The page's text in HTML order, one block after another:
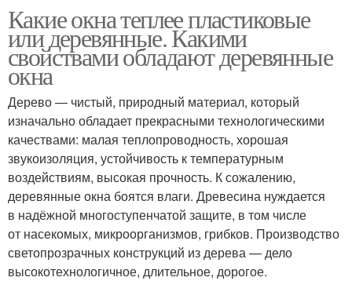
Какие окна теплее пластиковые
или деревянные. Какими
свойствами обладают деревянные
окна
Дерево — чистый, природный материал, который
изначально обладает прекрасными технологическими
качествами: малая теплопроводность, хорошая
звукоизоляция, устойчивость к температурным
воздействиям, высокая прочность. К сожалению,
деревянные окна боятся влаги. Древесина нуждается
в надёжной многоступенчатой защите, в том числе
от насекомых, микроорганизмов, грибков. Производство
светопрозрачных конструкций из дерева — дело
высокотехнологичное, длительное, дорогое.